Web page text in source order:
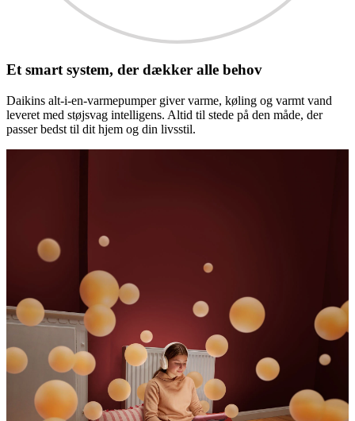
Et smart system, der dækker alle behov
Daikins alt-i-en-varmepumper giver varme, køling og varmt vand
leveret med støjsvag intelligens. Altid til stede på den måde, der
passer bedst til dit hjem og din livsstil.